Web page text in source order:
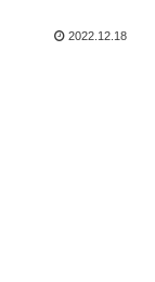
2022.12.18